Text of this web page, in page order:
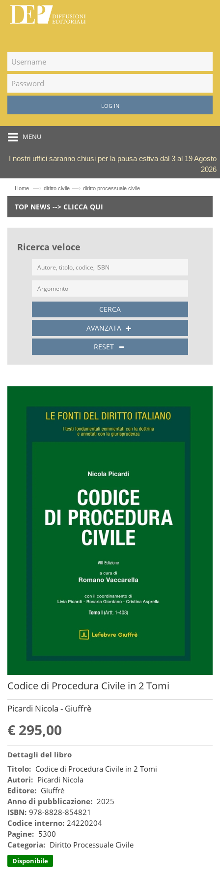
LOG IN
MENU
I nostri uffici saranno chiusi per la pausa estiva dal 3 al 19 Agosto
2026
Home —› diritto civile —› diritto processuale civile
TOP NEWS --> CLICCA QUI
Ricerca veloce
CERCA
AVANZATA
RESET
Codice di Procedura Civile in 2 Tomi
Picardi Nicola - Giuffrè
€ 295,00
Dettagli del libro
Titolo: Codice di Procedura Civile in 2 Tomi
Autori: Picardi Nicola
Editore: Giuffrè
Anno di pubblicazione: 2025
ISBN: 978-8828-854821
Codice interno: 24220204
Pagine: 5300
Categoria: Diritto Processuale Civile
Disponibile